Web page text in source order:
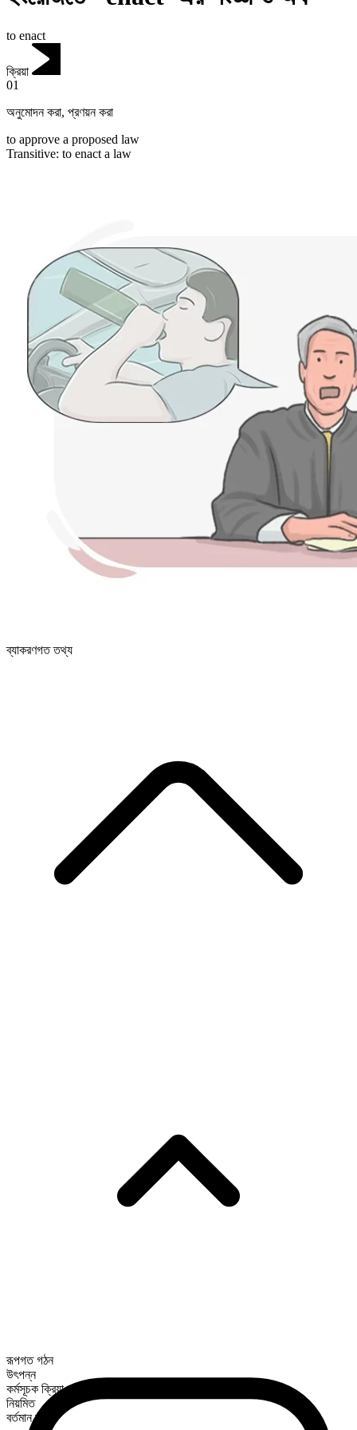
to enact
ক্রিয়া
01
অনুমোদন করা, প্রণয়ন করা
to approve a proposed law
Transitive: to enact a law
ব্যাকরণগত তথ্য
রূপগত গঠন
উৎপন্ন
কর্মসূচক ক্রিয়া
নিয়মিত
বর্তমান কাল